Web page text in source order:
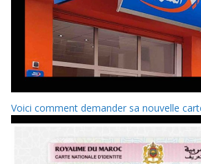
Voici comment demander sa nouvelle